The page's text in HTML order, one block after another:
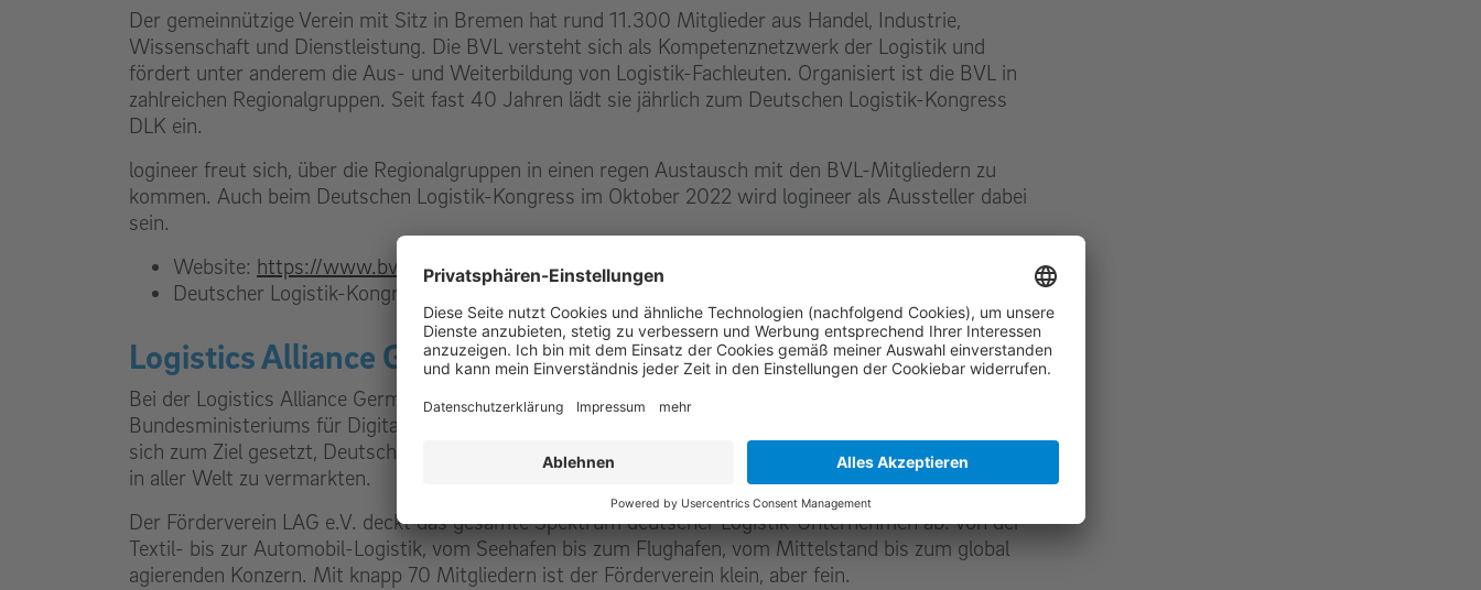
Der gemeinnützige Verein mit Sitz in Bremen hat rund 11.300 Mitglieder aus Handel, Industrie,
Wissenschaft und Dienstleistung. Die BVL versteht sich als Kompetenznetzwerk der Logistik und
fördert unter anderem die Aus- und Weiterbildung von Logistik-Fachleuten. Organisiert ist die BVL in
zahlreichen Regionalgruppen. Seit fast 40 Jahren lädt sie jährlich zum Deutschen Logistik-Kongress
DLK ein.
logineer freut sich, über die Regionalgruppen in einen regen Austausch mit den BVL-Mitgliedern zu
kommen. Auch beim Deutschen Logistik-Kongress im Oktober 2022 wird logineer als Aussteller dabei
sein.
Website: https://www.bvl.de/
Deutscher Logistik-Kongress:
https://www.bvl.de/dlk
Logistics Alliance Germany (LAG)
Bei der Logistics Alliance Germany (LAG) handelt es sich um eine öffentlich-private Allianz des
Bundesministeriums für Digitales und Verkehr (BMDV) und der deutschen Logistik-Wirtschaft. Sie hat
sich zum Ziel gesetzt, Deutschland als Logistik-Standort unter dem Motto "Logistics made in Germany"
in aller Welt zu vermarkten.
Der Förderverein LAG e.V. deckt das gesamte Spektrum deutscher Logistik-Unternehmen ab: von der
Textil- bis zur Automobil-Logistik, vom Seehafen bis zum Flughafen, vom Mittelstand bis zum global
agierenden Konzern. Mit knapp 70 Mitgliedern ist der Förderverein klein, aber fein.